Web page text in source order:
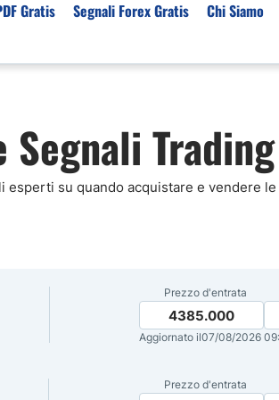
Broker Forex
con Leva Alta
Trading Oro(XAUUSD)
Gratis Segnali Forex Gratis Chi Siamo
Segnali
su quando acquistare e vendere
Prezzo d'entrata
4385.000
Aggiornato il07/08/2026
Prezzo d'entrata